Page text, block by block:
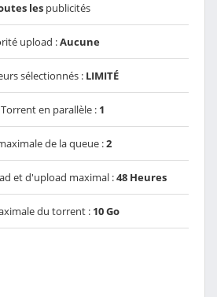
les publicités
upload :Aucune
sélectionnés : LIMITÉ
en parallèle : 1
de la queue :2
et d'upload maximal :48 Heures
du torrent : 10 Go